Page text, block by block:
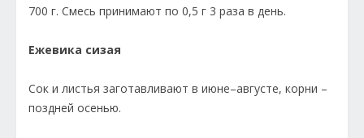
700 г. Смесь принимают по 0,5 г 3 раза в день.
Ежевика сизая
Сок и листья заготавливают в июне–августе, корни –
поздней осенью.